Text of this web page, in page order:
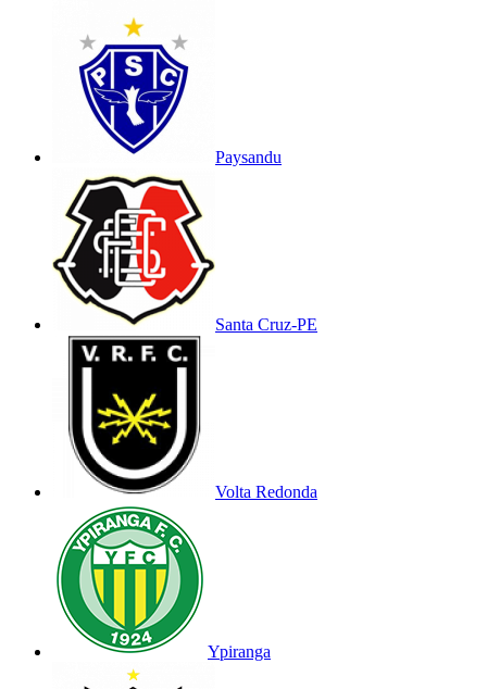
Paysandu
Santa Cruz-PE
Volta Redonda
Ypiranga